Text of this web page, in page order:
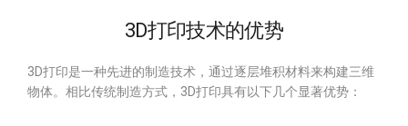
3D打印技术的优势
3D打印是一种先进的制造技术，通过逐层堆积材料来构建三维
物体。相比传统制造方式，3D打印具有以下几个显著优势：